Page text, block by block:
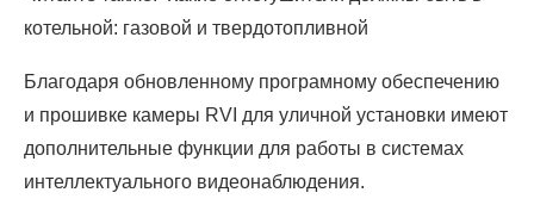
котельной: газовой и твердотопливной
Благодаря обновленному програмному обеспечению
и прошивке камеры RVI для уличной установки имеют
дополнительные функции для работы в системах
интеллектуального видеонаблюдения.